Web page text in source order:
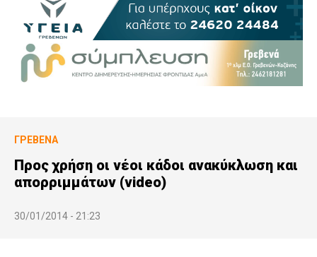
ΓΡΕΒΕΝΆ
Προς χρήση οι νέοι κάδοι ανακύκλωση και
απορριμμάτων (video)
30/01/2014 - 21:23